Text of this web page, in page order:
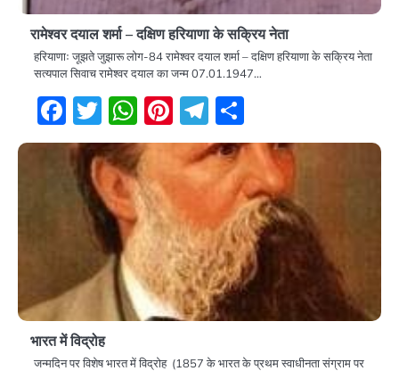
रामेश्वर दयाल शर्मा – दक्षिण हरियाणा के सक्रिय नेता
हरियाणाः जूझते जुझारू लोग-84 रामेश्वर दयाल शर्मा – दक्षिण हरियाणा के सक्रिय नेता
सत्यपाल सिवाच रामेश्वर दयाल का जन्म 07.01.1947…
Facebook
Twitter
WhatsApp
Pinterest
Telegram
भारत में विद्रोह
जन्मदिन पर विशेष भारत में विद्रोह (1857 के भारत के प्रथम स्वाधीनता संग्राम पर